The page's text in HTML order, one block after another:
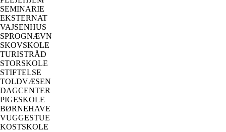
SEMINARIE
EKSTERNAT
VAJSENHUS
SPROGNÆVN
SKOVSKOLE
TURISTRÅD
STORSKOLE
STIFTELSE
TOLDVÆSEN
DAGCENTER
PIGESKOLE
BØRNEHAVE
VUGGESTUE
KOSTSKOLE